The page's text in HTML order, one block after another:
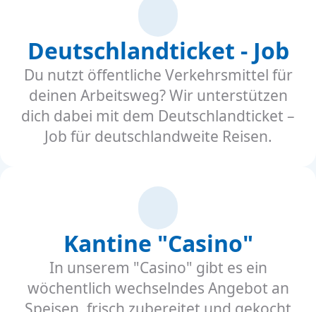
Deutschlandticket - Job
Du nutzt öffentliche Verkehrsmittel für
deinen Arbeitsweg? Wir unterstützen
dich dabei mit dem Deutschlandticket –
Job für deutschlandweite Reisen.
Kantine "Casino"
In unserem "Casino" gibt es ein
wöchentlich wechselndes Angebot an